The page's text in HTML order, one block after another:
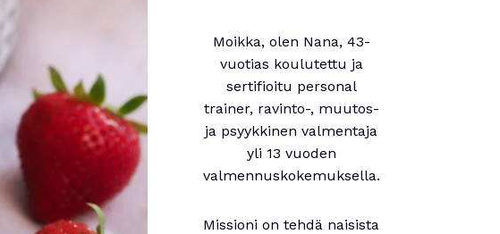
Moikka, olen Nana, 43-
vuotias koulutettu ja
sertifioitu personal
trainer, ravinto-, muutos-
ja psyykkinen valmentaja
yli 13 vuoden
valmennuskokemuksella.
Missioni on tehdä naisista